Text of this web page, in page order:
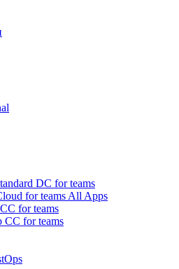
DC for teams
for teams All Apps
for teams
CC for teams